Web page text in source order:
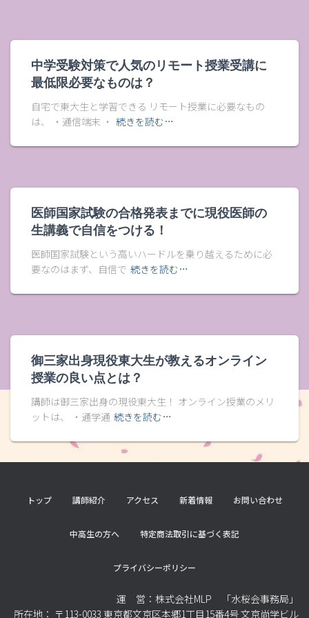
中学受験対策で人気のリモート授業受講に
最低限必要なものは？
自宅で東大生と学習できる リモート授業に必要なもの
は、 ・通信端末 ・ 続きを読む…
医師国家試験の合格発表までに現役医師の
生講義で自信をつける！
医師国家試験という高いハードルを乗り越えるために必
要なのはまず、自信で 続きを読む…
御三家出身現役東大生が教えるオンライン
授業の良い点とは？
講師は御三家出身の現役東大生！ オンライン授業のメリ
ットは、 ・通学通 続きを読む…
トップ 講師紹介 アクセス 新着情報 お問い合わせ
中高生の方へ 特定商法取引に基づく表記
プライバシーポリシー
運 営：株式会社MLP 「水桜会事務局」
所在地： 〒113-0033 東京都文京区本郷1丁目15番4号 文京尚学ビル